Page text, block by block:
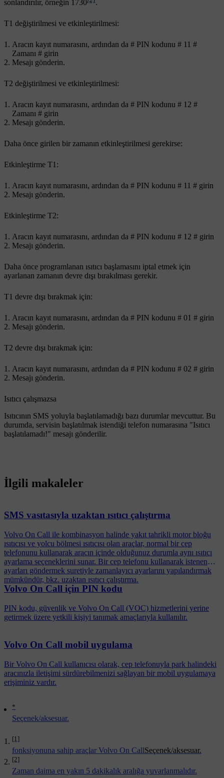
sonlandırılır, örneğin 1730 .
T1 değiştirilmesi ve etkinleştirilmesi:
Aracın kayıt numarasını, ardından da # PIN kodunu # 11 #
Zamanı # girin
Mesajı gönderin.
T2 değiştirilmesi ve etkinleştirilmesi:
Aracın kayıt numarasını, ardından da # PIN kodunu # 12 #
Zamanı # girin
Mesajı gönderin.
Daha önce girilen bir zamanın etkinleştirilmesi gerekirse:
Etkinleştirme T1:
Aracın kayıt numarasını, ardından da # PIN kodunu # 11 # girin
Mesajı gönderin.
Etkinleştirme T2:
Aracın kayıt numarasını, ardından da # PIN kodunu # 12 # girin
Mesajı gönderin.
Daha önce programlanan ısıtıcı başlamasını iptal etmek için
ayarlanan zamanın devre dışı bırakılması gerekir.
T1 devre dışı bırakmak için:
Aracın kayıt numarasını, ardından da # PIN kodunu # 01 # girin
Mesajı gönderin.
T2 devre dışı bırakmak için:
Aracın kayıt numarasını, ardından da # PIN kodunu # 02 # girin
Mesajı gönderin.
Isıtıcı çalışmazsa
Isıtıcının SMS yoluyla başlatılamadığı bazı durumlar mevcuttur. Bu
durumda, servisin başlatılmak istendiği telefon numarasına "Isıtıcı
başlatılamadı!" mesajı gönderilir.
*
Seçenek/aksesuar.
[1]
fonksiyonuna sahip araçlar Volvo On CallSeçenek/aksesuar.
[2]
Zaman daima en yakın 5 dakikalık aralığa yuvarlanmalıdır.
İlgili makaleler
SMS vasıtasıyla uzaktan ısıtıcı çalıştırma
Volvo On Call ile kombinasyon halinde yakıt tahrikli motor bloğu
ısıtıcısı ve yolcu bölmesi ısıtıcısı olan araçlar, normal bir cep
telefonunu kullanarak aracın içinde olduğunuz durumla aynı ısıtıcı
ayarlama seçeneklerini sunar. Bir cep telefonu kullanarak istenen
ayarları göndermek suretiyle zamanlayıcı ayarlarını yapılandırmak
mümkündür, bkz. uzaktan ısıtıcı çalıştırma.
Volvo On Call için PIN kodu
PIN kodu, güvenlik ve Volvo On Call (VOC) hizmetlerini yerine
getirmek üzere yetkili kişiyi tanımak amaçlarıyla kullanılır.
Volvo On Call mobil uygulama
Bir Volvo On Call kullanıcısı olarak, cep telefonuyla park halindeki
aracınızla iletişimi sürdürebilmenizi sağlayan bir mobil uygulamaya
erişiminiz vardır.